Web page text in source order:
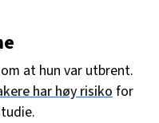
at hun var utbrent.
har høy risiko for